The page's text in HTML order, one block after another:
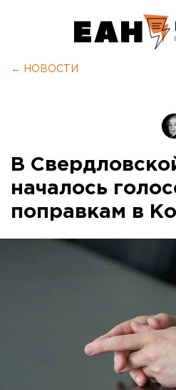
← НОВОСТИ
В
началось
поправкам в